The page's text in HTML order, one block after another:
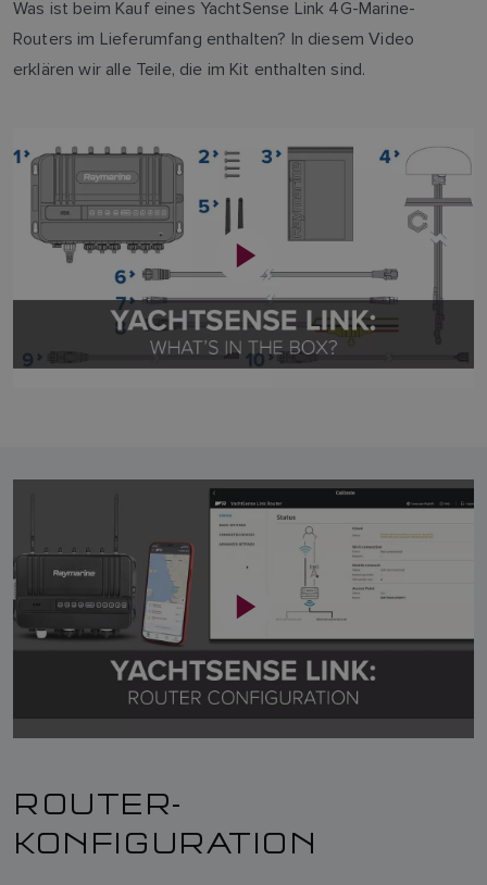
Was ist beim Kauf eines YachtSense Link 4G-Marine-
Routers im Lieferumfang enthalten? In diesem Video
erklären wir alle Teile, die im Kit enthalten sind.
ROUTER-
KONFIGURATION